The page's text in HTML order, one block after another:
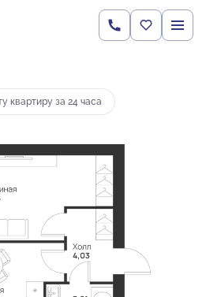
4 912 118 руб.
квартиру за 24 часа